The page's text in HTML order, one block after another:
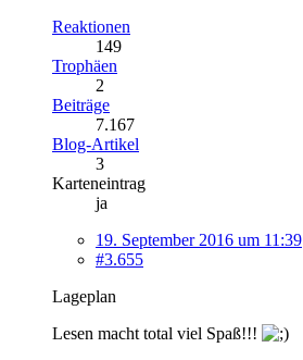
Reaktionen
149
Trophäen
2
Beiträge
7.167
Blog-Artikel
3
Karteneintrag
ja
19. September 2016 um 11:39
#3.655
Lageplan
Lesen macht total viel Spaß!!!